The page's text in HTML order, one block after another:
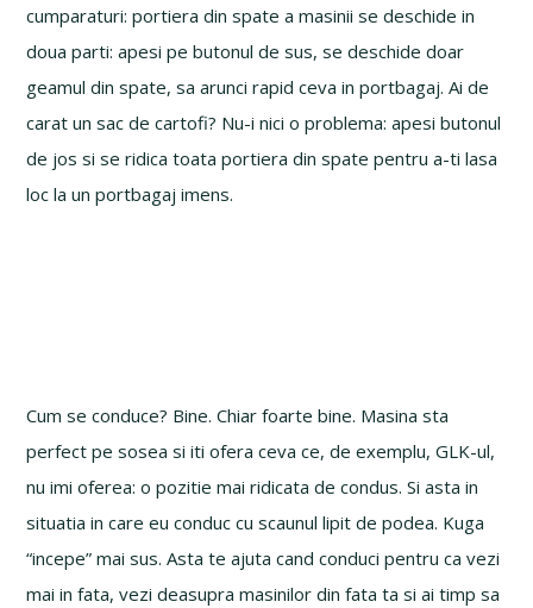
cumparaturi: portiera din spate a masinii se deschide in
doua parti: apesi pe butonul de sus, se deschide doar
geamul din spate, sa arunci rapid ceva in portbagaj. Ai de
carat un sac de cartofi? Nu-i nici o problema: apesi butonul
de jos si se ridica toata portiera din spate pentru a-ti lasa
loc la un portbagaj imens.
Cum se conduce? Bine. Chiar foarte bine. Masina sta
perfect pe sosea si iti ofera ceva ce, de exemplu, GLK-ul,
nu imi oferea: o pozitie mai ridicata de condus. Si asta in
situatia in care eu conduc cu scaunul lipit de podea. Kuga
“incepe” mai sus. Asta te ajuta cand conduci pentru ca vezi
mai in fata, vezi deasupra masinilor din fata ta si ai timp sa